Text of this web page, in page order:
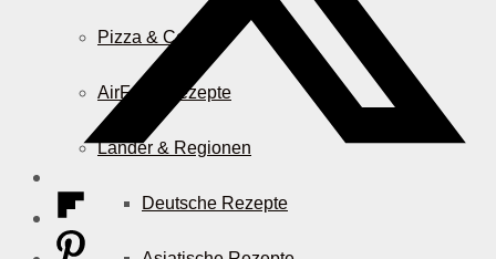
Pizza & Co.
AirFryer Rezepte
Länder & Regionen
Deutsche Rezepte